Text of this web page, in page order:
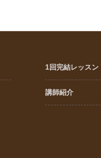
1回完結レッスン
講師紹介